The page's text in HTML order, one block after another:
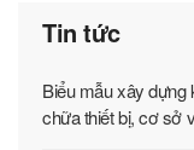
Tin tức
Biểu mẫu xây
chữa thiết bị, cơ sở